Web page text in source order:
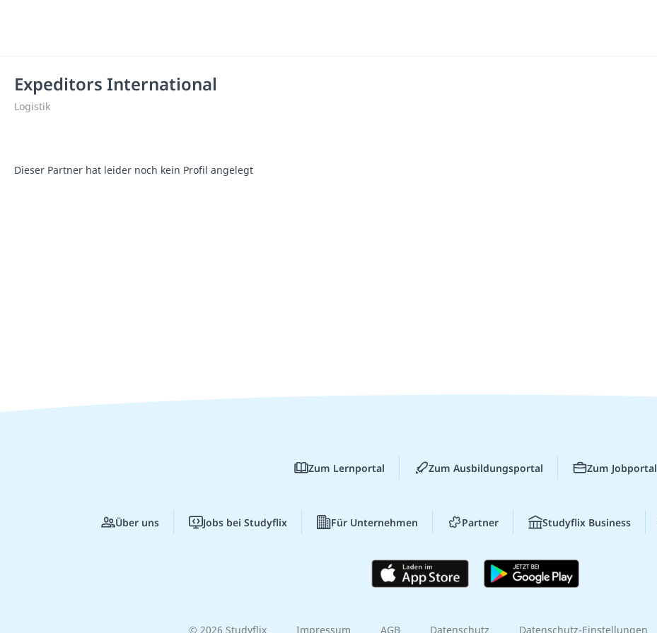
Expeditors International
Logistik
Dieser Partner hat leider noch kein Profil angelegt
Zum Lernportal Zum Ausbildungsportal Zum Jobportal
Über uns Jobs bei Studyflix Für Unternehmen Partner Studyflix Business
© 2026 Studyflix Impressum AGB Datenschutz Datenschutz-Einstellungen